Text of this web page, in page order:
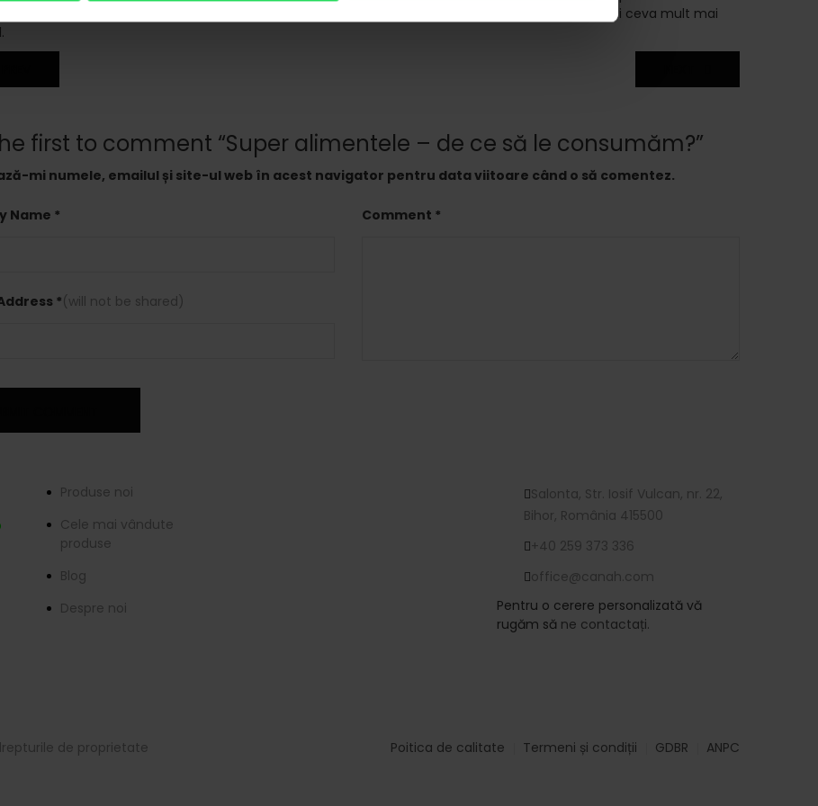
dvs daca considerati ca merita sa renuntati la suplimentele sub forma de tablete si sa incercati ceva mult mai
first to comment “Super alimentele – de ce să le consumăm?”
mi numele, emailul și site-ul web în acest navigator pentru data viitoare când o să comentez.
Name *
*(will not be shared)
Comment *
Produse noi
Cele mai vândute
produse
Blog
Despre noi
Salonta, Str. Iosif Vulcan, nr. 22,
Bihor, România 415500
+40 259 373 336
office@canah.com
Pentru o cerere personalizată vă
rugăm să ne contactați.
de proprietate
Poitica de calitate Termeni și condiții GDBR ANPC